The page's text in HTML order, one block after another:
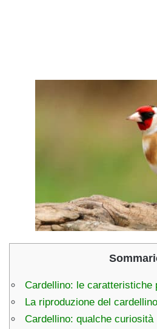
Cardellino: le caratteristiche
La riproduzione del cardellino
Cardellino: qualche curiosità